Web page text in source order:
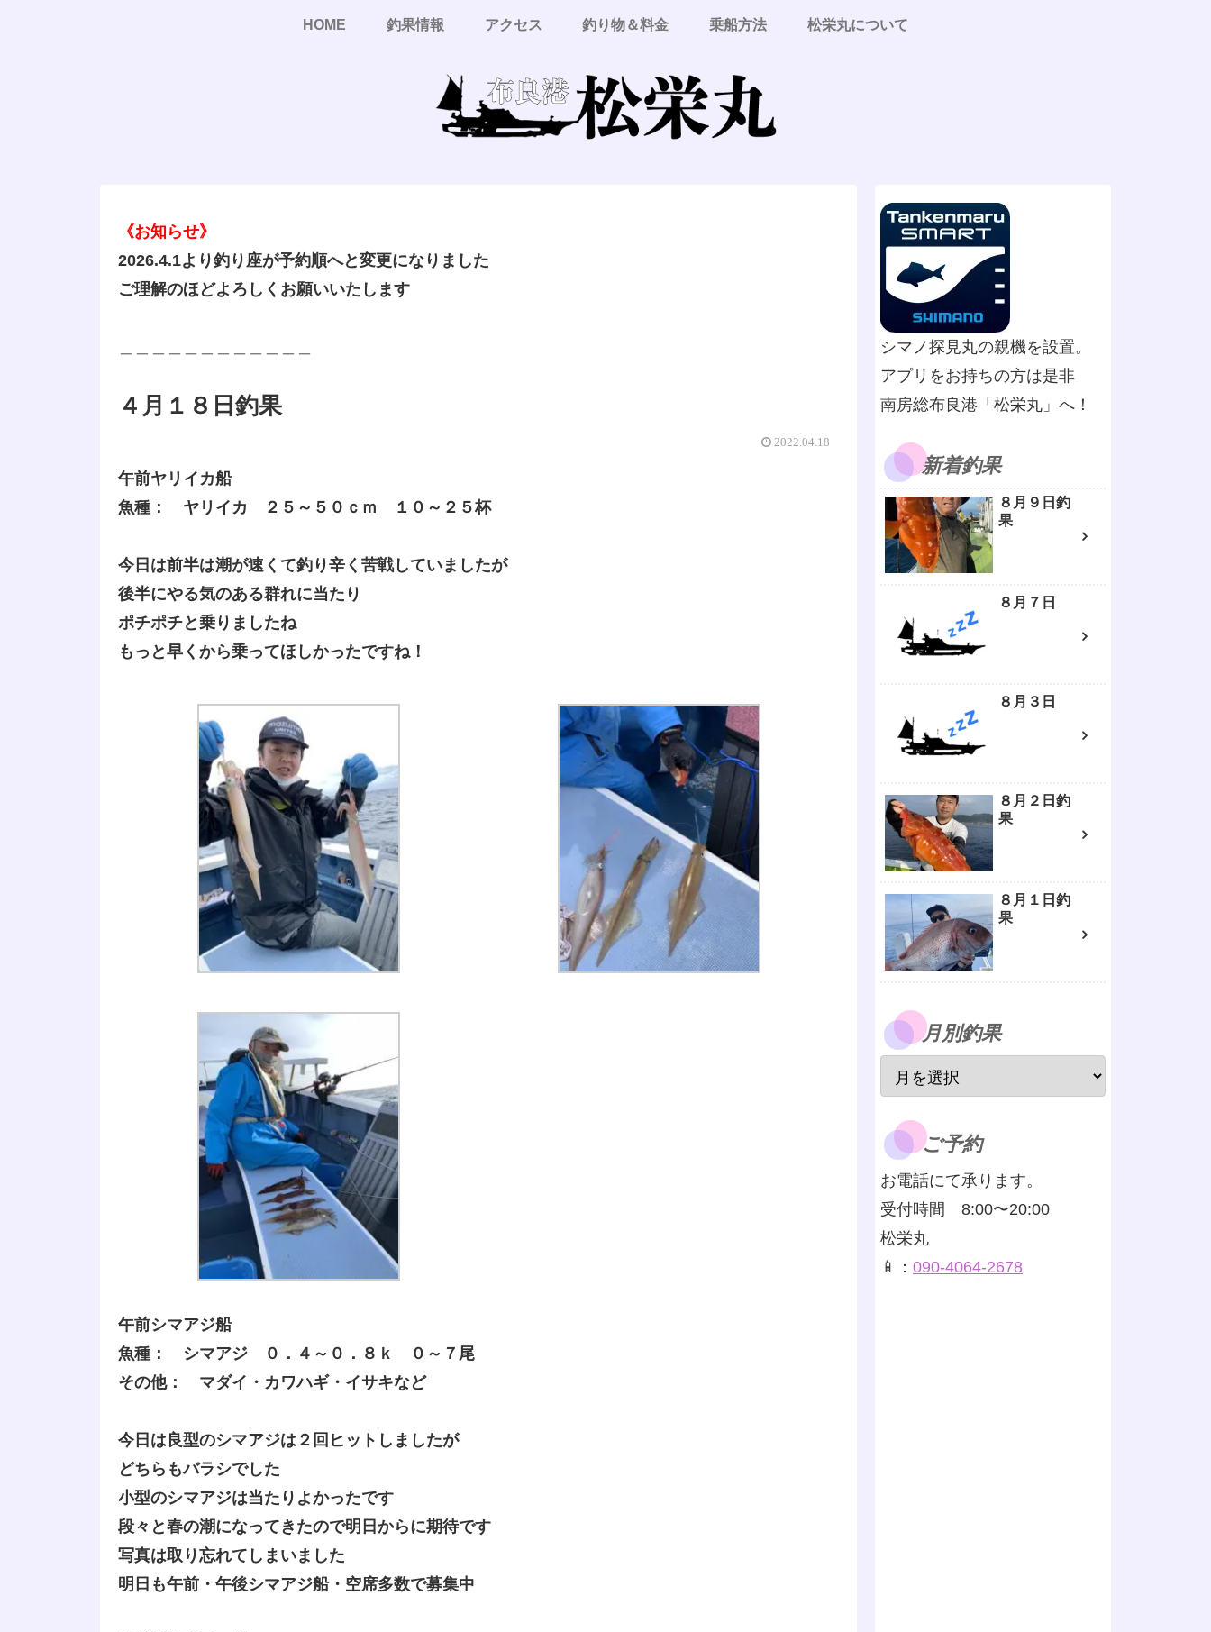
HOME 釣果情報 アクセス 釣り物＆料金 乗船方法 松栄丸について
《お知らせ》
2026.4.1より釣り座が予約順へと変更になりました
ご理解のほどよろしくお願いいたします
４月１８日釣果
2022.04.18
午前ヤリイカ船
魚種： ヤリイカ ２５～５０ｃｍ １０～２５杯
今日は前半は潮が速くて釣り辛く苦戦していましたが
後半にやる気のある群れに当たり
ポチポチと乗りましたね
もっと早くから乗ってほしかったですね！
午前シマアジ船
魚種： シマアジ ０．４～０．８ｋ ０～７尾
その他： マダイ・カワハギ・イサキなど
今日は良型のシマアジは２回ヒットしましたが
どちらもバラシでした
小型のシマアジは当たりよかったです
段々と春の潮になってきたので明日からに期待です
写真は取り忘れてしまいました
明日も午前・午後シマアジ船・空席多数で募集中
シマノ探見丸の親機を設置。
アプリをお持ちの方は是非
南房総布良港「松栄丸」へ！
新着釣果
８月９日釣
果
８月７日
８月３日
８月２日釣
果
８月１日釣
果
月別釣果
ご予約
お電話にて承ります。
受付時間 8:00〜20:00
松栄丸
📱： 090-4064-2678